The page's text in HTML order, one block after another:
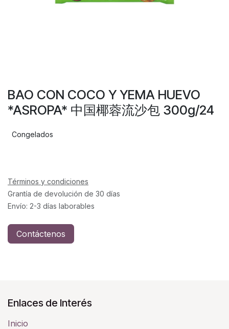
BAO CON COCO Y YEMA HUEVO
*ASROPA* 中国椰蓉流沙包 300g/24
Congelados
Términos y condiciones
Grantía de devolución de 30 días
Envío: 2-3 días laborables
Contáctenos
Enlaces de Interés
Inicio